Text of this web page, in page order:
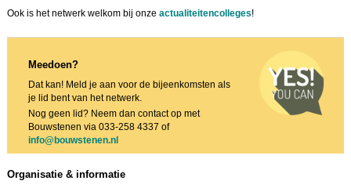
Ook is het netwerk welkom bij onze actualiteitencolleges!
Meedoen?
Dat kan! Meld je aan voor de bijeenkomsten als
je lid bent van het netwerk.
Nog geen lid? Neem dan contact op met
Bouwstenen via 033-258 4337 of
info@bouwstenen.nl
Organisatie & informatie